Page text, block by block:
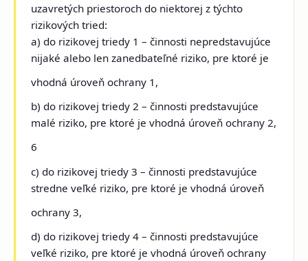
uzavretých priestoroch do niektorej z týchto
rizikových tried:
a) do rizikovej triedy 1 – činnosti nepredstavujúce
nijaké alebo len zanedbateľné riziko, pre ktoré je
vhodná úroveň ochrany 1,
b) do rizikovej triedy 2 – činnosti predstavujúce
malé riziko, pre ktoré je vhodná úroveň ochrany 2,
6
c) do rizikovej triedy 3 – činnosti predstavujúce
stredne veľké riziko, pre ktoré je vhodná úroveň
ochrany 3,
d) do rizikovej triedy 4 – činnosti predstavujúce
veľké riziko, pre ktoré je vhodná úroveň ochrany